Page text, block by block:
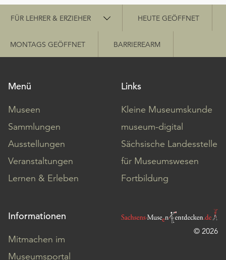
Schnellzugriff
FÜR LEHRER & ERZIEHER HEUTE GEÖFFNET
MONTAGS GEÖFFNET BARRIEREARM
Menü
Museen
Sammlungen
Ausstellungen
Veranstaltungen
Lernen & Erleben
Links
Kleine Museumskunde
museum-digital
Sächsische Landesstelle
für Museumswesen
Fortbildung
Informationen
Mitmachen im
Museumsportal
© 2026